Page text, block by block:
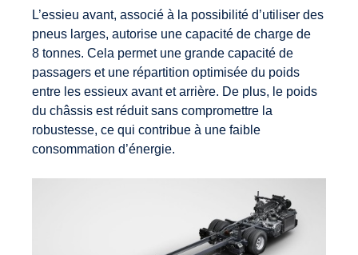
L’essieu avant, associé à la possibilité d’utiliser des
pneus larges, autorise une capacité de charge de
8 tonnes. Cela permet une grande capacité de
passagers et une répartition optimisée du poids
entre les essieux avant et arrière. De plus, le poids
du châssis est réduit sans compromettre la
robustesse, ce qui contribue à une faible
consommation d’énergie.